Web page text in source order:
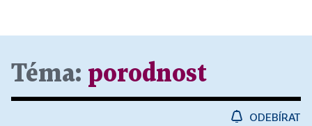
Téma: porodnost
ODEBÍRAT